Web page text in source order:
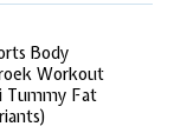
Body
Workout
Tummy Fat